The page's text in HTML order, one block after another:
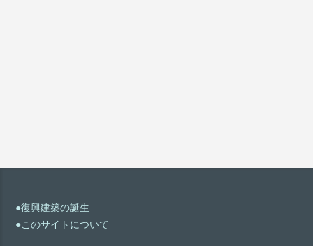
●復興建築の誕生
●このサイトについて